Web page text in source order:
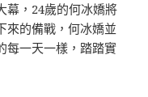
幕，24歲的何冰嬌將
來的備戰，何冰嬌並
每一天一樣，踏踏實